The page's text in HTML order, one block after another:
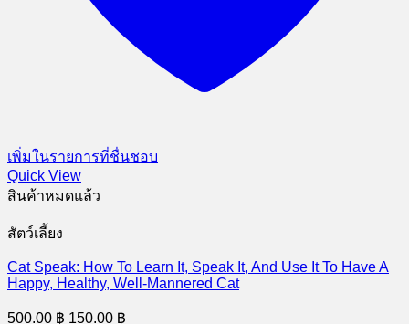
เพิ่มในรายการที่ชื่นชอบ
Quick View
สินค้าหมดแล้ว
สัตว์เลี้ยง
Cat Speak: How To Learn It, Speak It, And Use It To Have A
Happy, Healthy, Well-Mannered Cat
500.00฿ Original
150.00 ฿